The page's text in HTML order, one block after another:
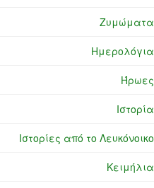
Ζυμώματα
Ημερολόγια
Ήρωες
Ιστορία
Ιστορίες από το Λευκόνοικο
Κειμήλια